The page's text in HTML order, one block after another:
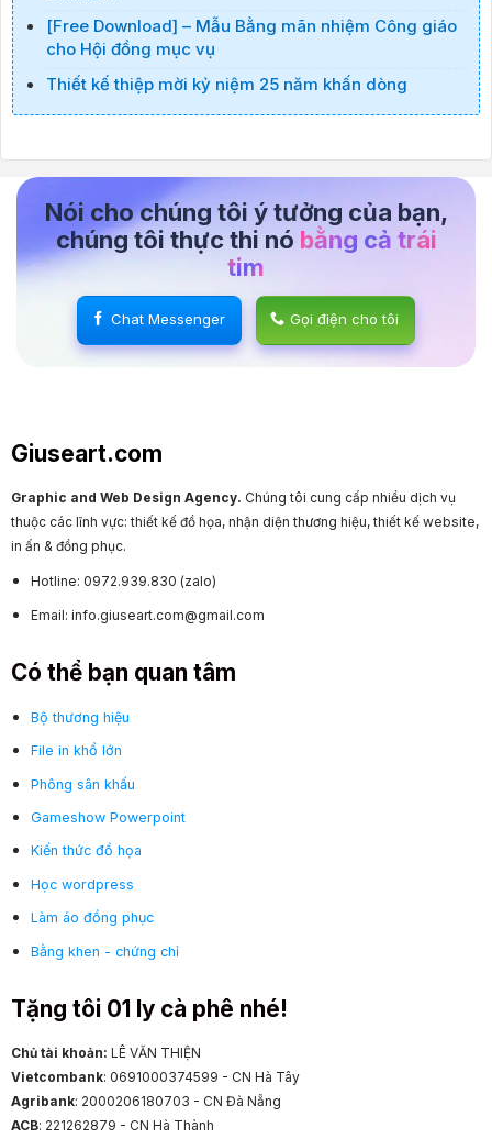
[Free Download] – Mẫu Bằng mãn nhiệm Công giáo
cho Hội đồng mục vụ
Thiết kế thiệp mời kỷ niệm 25 năm khấn dòng
Nói cho chúng tôi ý tưởng của bạn,
chúng tôi thực thi nó bằng cả trái
tim
Chat Messenger Gọi điện cho tôi
Giuseart.com
Graphic and Web Design Agency. Chúng tôi cung cấp nhiều dịch vụ
thuộc các lĩnh vực: thiết kế đồ họa, nhận diện thương hiệu, thiết kế website,
in ấn & đồng phục.
Hotline: 0972.939.830 (zalo)
Email: info.giuseart.com@gmail.com
Có thể bạn quan tâm
Bộ thương hiệu
File in khổ lớn
Phông sân khấu
Gameshow Powerpoint
Kiến thức đồ họa
Học wordpress
Làm áo đồng phục
Bằng khen - chứng chỉ
Tặng tôi 01 ly cà phê nhé!
Chủ tài khoản: LÊ VĂN THIỆN
Vietcombank: 0691000374599 - CN Hà Tây
Agribank: 2000206180703 - CN Đà Nẵng
ACB: 221262879 - CN Hà Thành